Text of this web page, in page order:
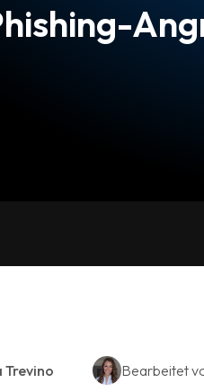
Trevino Bearbeitet